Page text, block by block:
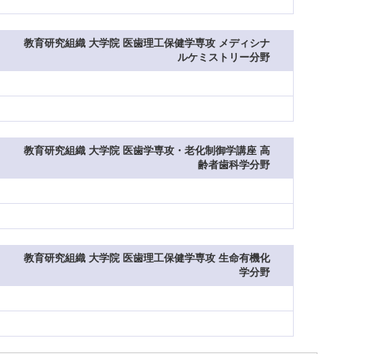
教育研究組織 大学院 医歯理工保健学専攻 メディシナ
ルケミストリー分野
教育研究組織 大学院 医歯学専攻・老化制御学講座 高
齢者歯科学分野
教育研究組織 大学院 医歯理工保健学専攻 生命有機化
学分野